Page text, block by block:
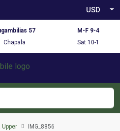
USD
57
Chapala
M-F 9-4
Sat 10-1
IMG_8856